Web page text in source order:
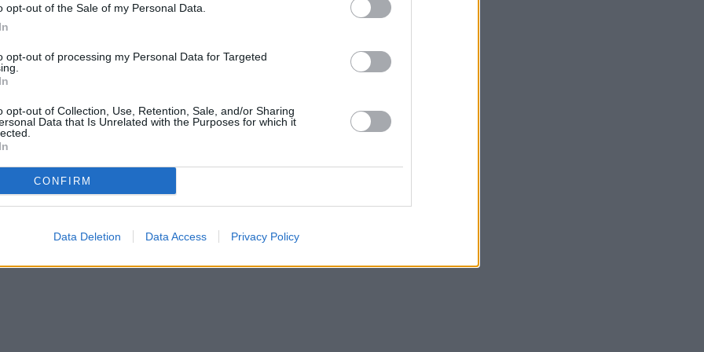
opt-out of the Sale of my Personal Data.
opt-out of processing my Personal Data for Targeted
opt-out of Collection, Use, Retention, Sale, and/or Sharing
Data that Is Unrelated with the Purposes for which it
CONFIRM
Data Deletion Data Access Privacy Policy
ανοδική τάση τον Απρίλιο, (+20.000
ενώ ανοδικά κινήθηκε και η διεθνής
στην άνοδο της Θεσσαλονίκης είχαν αγορές
και η Τουρκία. Αντίθετα, μεγάλη πτώση
Κύπρο και Φινλανδία.
μειώθηκε σε σχέση με τον Απρίλιο του 2025
Τέλος, σημειώνεται πως από την έναρξη της
Greece έχουν εξυπηρετήσει περίπου 256